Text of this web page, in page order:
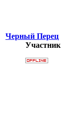
Черный Перец
Участник